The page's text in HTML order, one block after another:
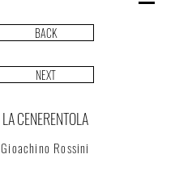
Gioachino Rossini
LA CENERENTOLA
BACK
NEXT